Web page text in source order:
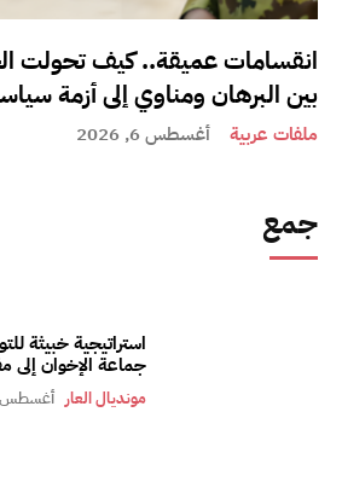
انقسامات عميقة.. كيف تحولت
بين البرهان ومناوي إلى أزمة
ملفات عربية أغسطس 6, 2026
جمع
استراتيجية خبيثة
جماعة الإخوان إلى
مونديال العار أغسطس 6, 2026